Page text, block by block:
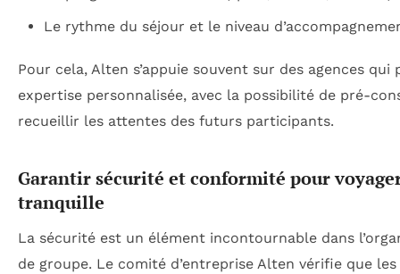
Le rythme du séjour et le niveau
Pour cela, Alten s’appuie souvent sur des agences qui
expertise personnalisée, avec la possibilité de pré-
recueillir les attentes des futurs participants.
Garantir sécurité et conformité pour
tranquille
La sécurité est un élément incontournable dans
de groupe. Le comité d’entreprise Alten vérifie que les